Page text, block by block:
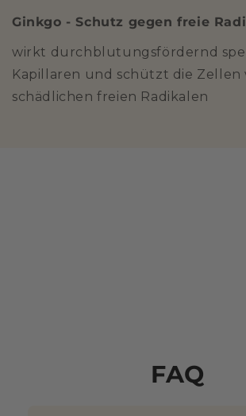
Ginkgo - Schutz gegen freie
wirkt durchblutungsfördernd
Kapillaren und schützt die Zellen
schädlichen freien Radikalen
FAQ